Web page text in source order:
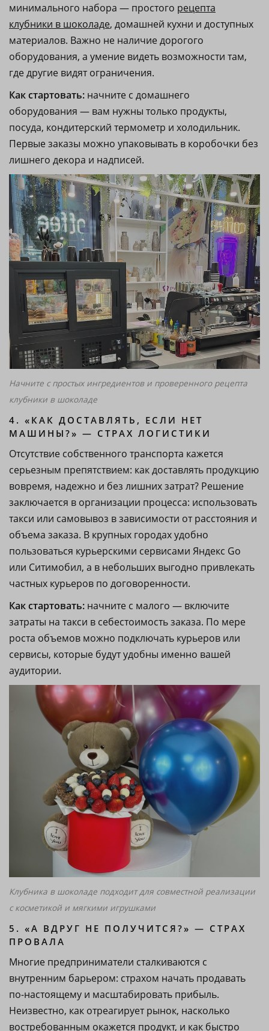
минимального набора — простого рецепта
клубники в шоколаде, домашней кухни и доступных
материалов. Важно не наличие дорогого
оборудования, а умение видеть возможности там,
где другие видят ограничения.
Как стартовать: начните с домашнего
оборудования — вам нужны только продукты,
посуда, кондитерский термометр и холодильник.
Первые заказы можно упаковывать в коробочки без
лишнего декора и надписей.
Начните с простых ингредиентов и проверенного рецепта
клубники в шоколаде
4. «КАК ДОСТАВЛЯТЬ, ЕСЛИ НЕТ
МАШИНЫ?» — СТРАХ ЛОГИСТИКИ
Отсутствие собственного транспорта кажется
серьезным препятствием: как доставлять продукцию
вовремя, надежно и без лишних затрат? Решение
заключается в организации процесса: использовать
такси или самовывоз в зависимости от расстояния и
объема заказа. В крупных городах удобно
пользоваться курьерскими сервисами Яндекс Go
или Ситимобил, а в небольших выгодно привлекать
частных курьеров по договоренности.
Как стартовать: начните с малого — включите
затраты на такси в себестоимость заказа. По мере
роста объемов можно подключать курьеров или
сервисы, которые будут удобны именно вашей
аудитории.
Клубника в шоколаде подходит для совместной реализации
с косметикой и мягкими игрушками
5. «А ВДРУГ НЕ ПОЛУЧИТСЯ?» — СТРАХ
ПРОВАЛА
Многие предприниматели сталкиваются с
внутренним барьером: страхом начать продавать
по-настоящему и масштабировать прибыль.
Неизвестно, как отреагирует рынок, насколько
востребованным окажется продукт, и как быстро